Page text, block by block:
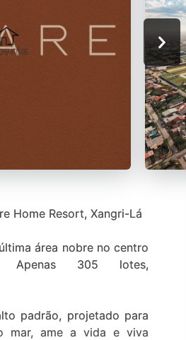
Home Resort, Xangri-Lá
área nobre no centro
Apenas 305 lotes,
padrão, projetado para
mar, ame a vida e viva